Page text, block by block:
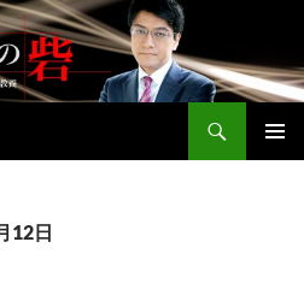
12日